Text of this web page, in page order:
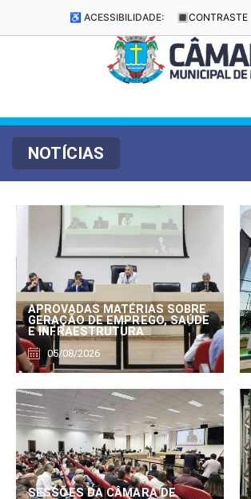
♿ ACESSIBILIDADE: 🔳 CONTRASTE
NOTÍCIAS
APROVADAS MATÉRIAS SOBRE
GERAÇÃO DE EMPREGO, SAÚDE
E INFRAESTRUTURA
05/08/2026
SESSÕES DA CÂMARA DE